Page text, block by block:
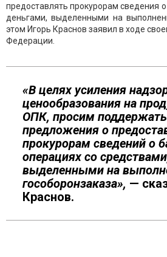
предоставлять прокурорам сведения
деньгами, выделенными на
этом Игорь Краснов заявил в ходе
Федерации.
«В целях усиления
ценообразования на
ОПК, просим
предложения о
прокурорам сведений о
операциях со
выделенными на
гособоронзаказа», —
Краснов.